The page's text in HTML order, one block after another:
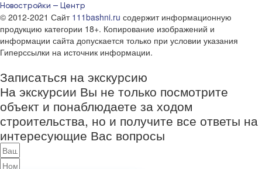
Новостройки — Центр
© 2012-2021 Сайт 111bashni.ru содержит информационную
продукцию категории 18+. Копирование изображений и
информации сайта допускается только при условии указания
Гиперссылки на источник информации.
Записаться на экскурсию
На экскурсии Вы не только посмотрите
объект и понаблюдаете за ходом
строительства, но и получите все ответы на
интересующие Вас вопросы